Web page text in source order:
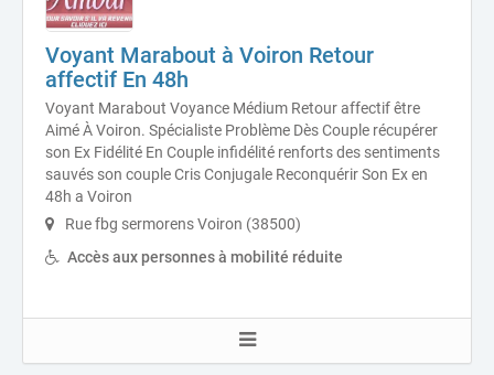
Voyant Marabout à Voiron Retour
affectif En 48h
Voyant Marabout Voyance Médium Retour affectif être
Aimé À Voiron. Spécialiste Problème Dès Couple récupérer
son Ex Fidélité En Couple infidélité renforts des sentiments
sauvés son couple Cris Conjugale Reconquérir Son Ex en
48h a Voiron
Rue fbg sermorens Voiron (38500)
Accès aux personnes à mobilité réduite